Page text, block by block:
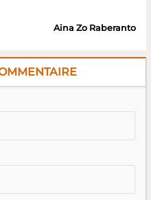
Aina Zo Raberanto